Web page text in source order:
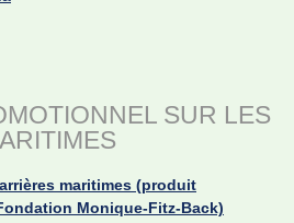
SUR LES
maritimes (produit
Monique-Fitz-Back)